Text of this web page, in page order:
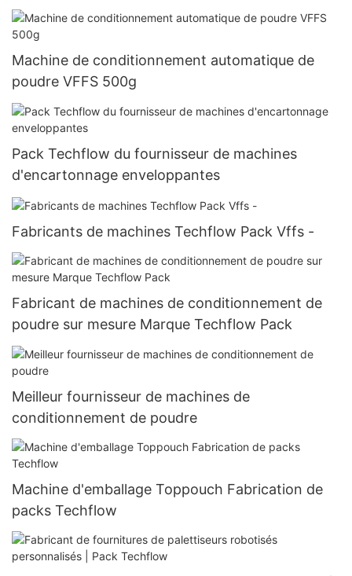
automatisée de poudre de sac debout
préfabriqué
Machine de conditionnement automatique de
poudre VFFS 500g
Pack Techflow du fournisseur de machines
d'encartonnage enveloppantes
Fabricants de machines Techflow Pack Vffs -
Fabricant de machines de conditionnement de
poudre sur mesure Marque Techflow Pack
Meilleur fournisseur de machines de
conditionnement de poudre
Machine d'emballage Toppouch Fabrication de
packs Techflow